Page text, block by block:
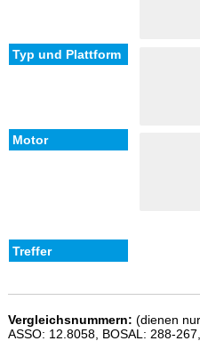
Vergleichsnummern: (dienen
ASSO: 12.8058, BOSAL: 288-